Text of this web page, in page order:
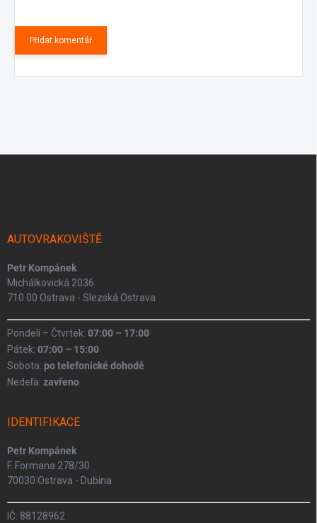
Přidat komentář
AUTOVRAKOVIŠTĚ
Petr Kompánek
Michálkovická 2036
710 00 Ostrava - Slezská Ostrava
Pondelí – Čtvrtek: 07:00 – 17:00
Pátek: 07:00 – 15:00
Sobota: po telefonické dohodě
Nedeľa: zavřeno
IDENTIFIKACE
Petr Kompánek
F. Formana 278/30
70030 Ostrava - Dubina
IČ: 88128962